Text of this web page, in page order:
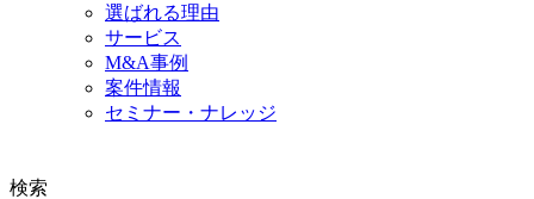
選ばれる理由
サービス
M&A事例
案件情報
セミナー・ナレッジ
検索